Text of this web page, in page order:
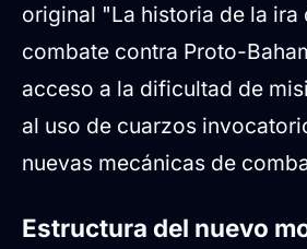
original "La historia de la ira
combate contra Proto-
acceso a la dificultad de
al uso de cuarzos
nuevas mecánicas de
Estructura del nuevo